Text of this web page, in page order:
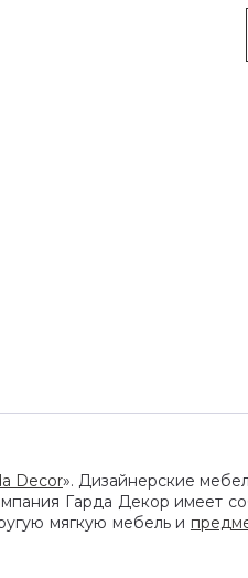
Decor». Дизайнерские
Гарда Декор имеет
мягкую мебель и